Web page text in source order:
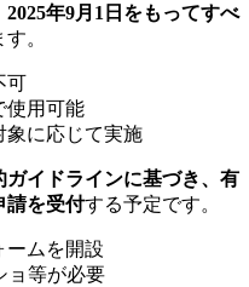
2025年9月1日をもってすべ
。
可
使用可能
象に応じて実施
ガイドラインに基づき、有
請を受付する予定です。
ームを開設
ョ等が必要